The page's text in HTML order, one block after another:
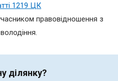
1219 ЦК
правовідношення з
ділянку?